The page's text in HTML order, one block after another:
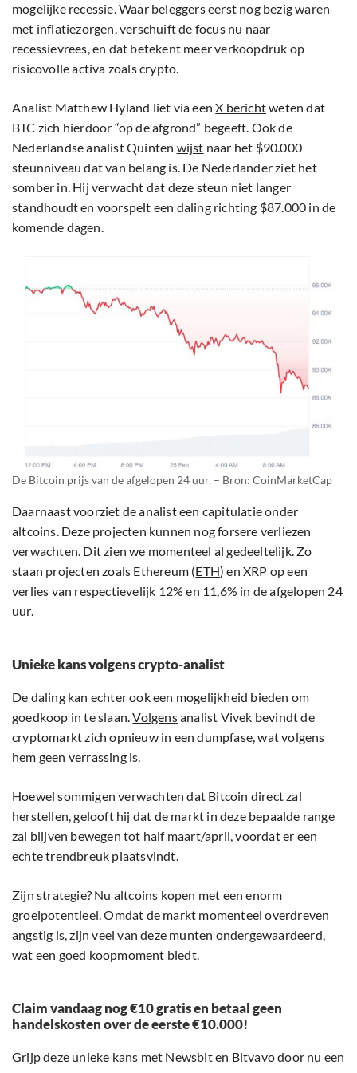
mogelijke recessie. Waar beleggers eerst nog bezig waren
met inflatiezorgen, verschuift de focus nu naar
recessievrees, en dat betekent meer verkoopdruk op
risicovolle activa zoals crypto.
Analist Matthew Hyland liet via eenX berichtweten dat
BTC zich hierdoor “op de afgrond” begeeft. Ook de
Nederlandse analist Quinten wijst naar het $90.000
steunniveau dat van belang is. De Nederlander ziet het
somber in. Hij verwacht dat deze steun niet langer
standhoudt en voorspelt een daling richting $87.000 in de
komende dagen.
De Bitcoin prijs van de afgelopen 24 uur. – Bron: CoinMarketCap
Daarnaast voorziet de analist een capitulatie onder
altcoins. Deze projecten kunnen nog forsere verliezen
verwachten. Dit zien we momenteel al gedeeltelijk. Zo
staan projecten zoals Ethereum (ETH) en XRP op een
verlies van respectievelijk 12% en 11,6% in de afgelopen 24
uur.
Unieke kans volgens crypto-analist
De daling kan echter ook een mogelijkheid bieden om
goedkoop in te slaan.Volgensanalist Vivek bevindt de
cryptomarkt zich opnieuw in een dumpfase, wat volgens
hem geen verrassing is.
Hoewel sommigen verwachten dat Bitcoin direct zal
herstellen, gelooft hij dat de markt in deze bepaalde range
zal blijven bewegen tot half maart/april, voordat er een
echte trendbreuk plaatsvindt.
Zijn strategie? Nu altcoins kopen met een enorm
groeipotentieel. Omdat de markt momenteel overdreven
angstig is, zijn veel van deze munten ondergewaardeerd,
wat een goed koopmoment biedt.
Claim vandaag nog €10 gratis en betaal geen
handelskosten over de eerste €10.000!
Grijp deze unieke kans met Newsbit en Bitvavo door nu een